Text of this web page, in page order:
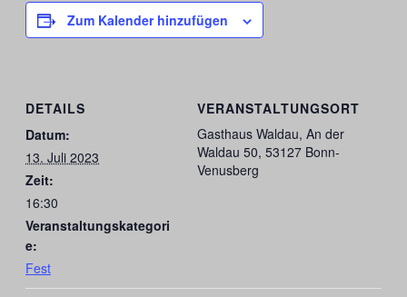
Zum Kalender hinzufügen
DETAILS
Datum:
13. Juli 2023
Zeit:
16:30
Veranstaltungskategori
e:
Fest
VERANSTALTUNGSORT
Gasthaus Waldau, An der
Waldau 50, 53127 Bonn-
Venusberg